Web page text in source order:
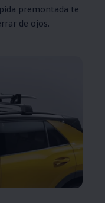
premontada te
de ojos.